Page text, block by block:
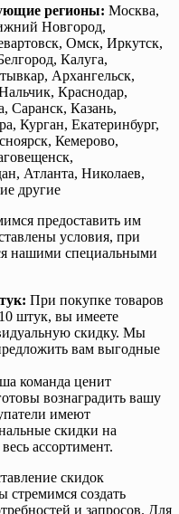
регионы: Москва,
Новгород,
Омск, Иркутск,
Калуга,
Архангельск,
Краснодар,
Саранск, Казань,
Курган, Екатеринбург,
Кемерово,
Атланта, Николаев,
другие
предоставить им
условия, при
нашими специальными
При покупке товаров
штук, вы имеете
скидку. Мы
вам выгодные
команда ценит
вознаградить вашу
имеют
скидки на
ассортимент.
скидок
стремимся создать
и запросов. Для